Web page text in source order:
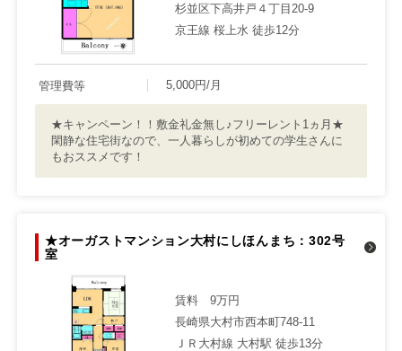
杉並区下高井戸４丁目20-9
京王線 桜上水 徒歩12分
管理費等 5,000円/月
★キャンペーン！！敷金礼金無し♪フリーレント1ヵ月★
閑静な住宅街なので、一人暮らしが初めての学生さんに
もおススメです！
★オーガストマンション大村にしほんまち：302号
室
賃料
9万円
長崎県大村市西本町748-11
ＪＲ大村線 大村駅 徒歩13分